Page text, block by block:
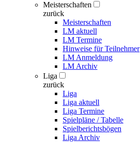
Meisterschaften
zurück
Meisterschaften
LM aktuell
LM Termine
Hinweise für Teilnehmer
LM Anmeldung
LM Archiv
Liga
zurück
Liga
Liga aktuell
Liga Termine
Spielpläne / Tabelle
Spielberichtsbögen
Liga Archiv